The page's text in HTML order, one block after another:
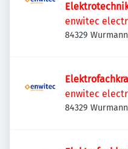
enwitec
84329
enwitec
84329